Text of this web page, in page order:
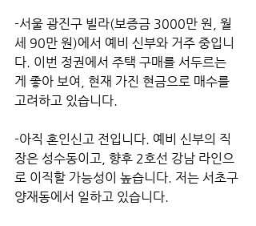
-서울 광진구 빌라(보증금 3000만 원, 월
세 90만 원)에서 예비 신부와 거주 중입니
다. 이번 정권에서 주택 구매를 서두르는
게 좋아 보여, 현재 가진 현금으로 매수를
고려하고 있습니다.
-아직 혼인신고 전입니다. 예비 신부의 직
장은 성수동이고, 향후 2호선 강남 라인으
로 이직할 가능성이 높습니다. 저는 서초구
양재동에서 일하고 있습니다.